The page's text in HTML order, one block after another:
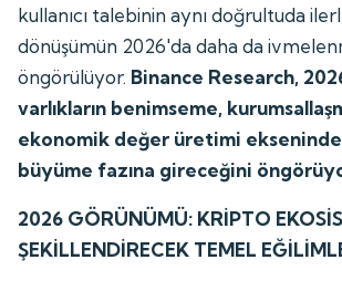
kullanıcı talebinin aynı doğrultuda
dönüşümün 2026'da daha da
öngörülüyor. Binance Research,
varlıkların benimseme,
ekonomik değer üretimi
büyüme fazına gireceğini
2026 GÖRÜNÜMÜ: KRİPTO
ŞEKİLLENDİRECEK TEMEL